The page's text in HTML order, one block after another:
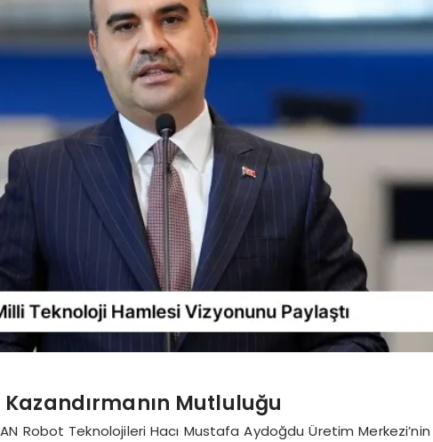
Kazandırmanın Mutluluğu
Robot Teknolojileri Hacı Mustafa Aydoğdu Üretim Merkezi’nin